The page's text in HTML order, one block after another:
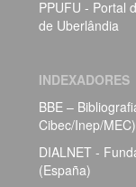
PPUFU - Portal
de Uberlândia
INDEXADORES
BBE –
Cibec/Inep/MEC)
DIALNET -
(España)